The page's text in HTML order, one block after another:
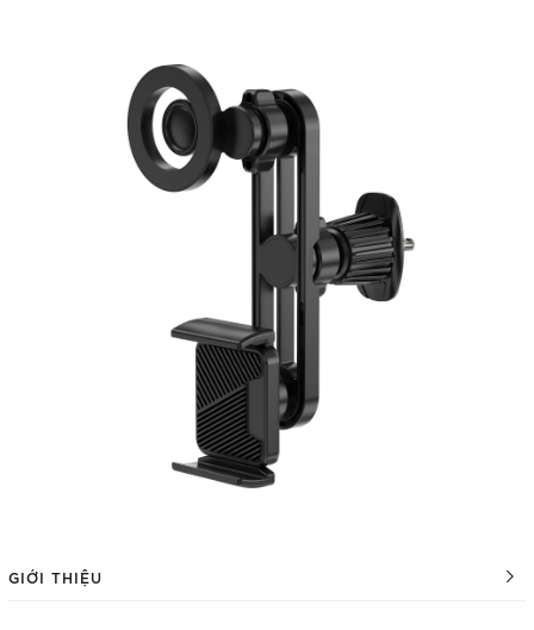
GIỚI THIỆU